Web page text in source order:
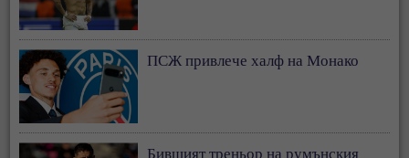
ПСЖ привлече халф на Монако
Бившият треньор на румънския